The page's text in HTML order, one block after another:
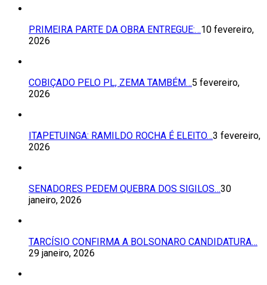
PRIMEIRA PARTE DA OBRA ENTREGUE:…10 fevereiro,
2026
COBIÇADO PELO PL, ZEMA TAMBÉM…5 fevereiro,
2026
ITAPETUINGA: RAMILDO ROCHA É ELEITO…3 fevereiro,
2026
SENADORES PEDEM QUEBRA DOS SIGILOS…30
janeiro, 2026
TARCÍSIO CONFIRMA A BOLSONARO CANDIDATURA…
29 janeiro, 2026